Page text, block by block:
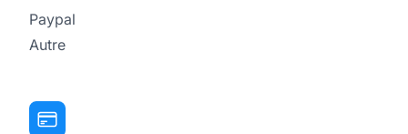
Paypal
Autre